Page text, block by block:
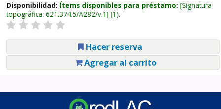
Disponibilidad: Ítems disponibles para préstamo: Signatura
topográfica: 621.374.5/A282/v.1 (1).
Hacer reserva
Agregar al carrito